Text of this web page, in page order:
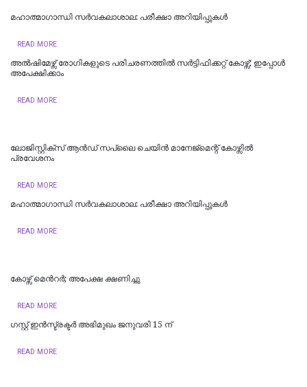
മഹാത്മാഗാന്ധി സർവകലാശാല: പരീക്ഷാ അറിയിപ്പുകൾ
READ MORE
അല്‍ഷിമേഴ്സ് രോഗികളുടെ പരിചരണത്തില്‍ സര്‍ട്ടിഫിക്കറ്റ് കോഴ്സ്; ഇപ്പോള്‍
അപേക്ഷിക്കാം
READ MORE
​ലോജിസ്റ്റിക്സ് ആൻഡ് സപ്ലൈ ചെയിൻ മാനേജ്‌മെന്റ് കോഴ്സിൽ
പ്രവേശനം
READ MORE
മഹാത്മാഗാന്ധി സർവകലാശാല: പരീക്ഷാ അറിയിപ്പുകൾ
READ MORE
കോഴ്സ് മെന്‍റര്‍; അപേക്ഷ ക്ഷണിച്ചു
READ MORE
ഗസ്റ്റ് ഇൻസ്ട്രക്ടർ അഭിമുഖം ജനുവരി 15 ന്
READ MORE